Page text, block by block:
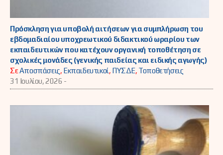
Πρόσκληση για υποβολή αιτήσεων για συμπλήρωση του
εβδομαδιαίου υποχρεωτικού διδακτικού ωραρίου των
εκπαιδευτικών που κατέχουν οργανική τοποθέτηση σε
σχολικές μονάδες (γενικής παιδείας και ειδικής αγωγής)
ΣεΑποσπάσεις, Εκπαιδευτικοί, ΠΥΣΔΕ, Τοποθετήσεις
31 Ιουλίου, 2026 -